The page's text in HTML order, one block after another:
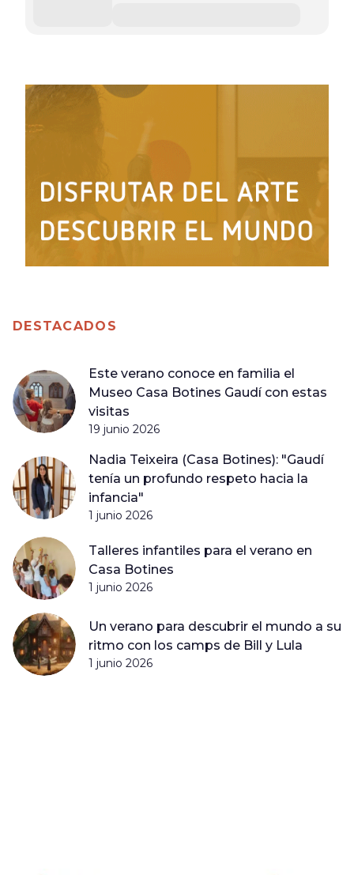
DESTACADOS
Este verano conoce en familia el
Museo Casa Botines Gaudí con estas
visitas
19 junio 2026
Nadia Teixeira (Casa Botines): "Gaudí
tenía un profundo respeto hacia la
infancia"
1 junio 2026
Talleres infantiles para el verano en
Casa Botines
1 junio 2026
Un verano para descubrir el mundo a su
ritmo con los camps de Bill y Lula
1 junio 2026